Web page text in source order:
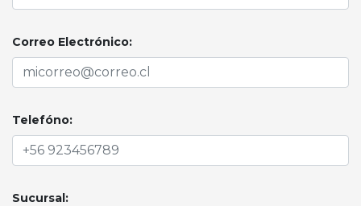
Correo Electrónico:
Telefóno:
Sucursal: